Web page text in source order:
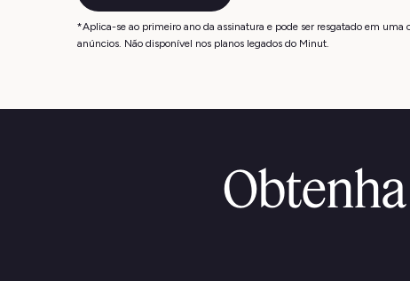
*Aplica-se ao primeiro ano da assinatura e pode ser resgatado em
anúncios. Não disponível nos planos legados do Minut.